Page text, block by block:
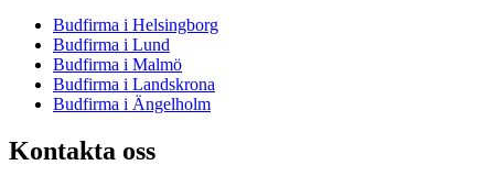
Budfirma i Helsingborg
Budfirma i Lund
Budfirma i Malmö
Budfirma i Landskrona
Budfirma i Ängelholm
Kontakta oss